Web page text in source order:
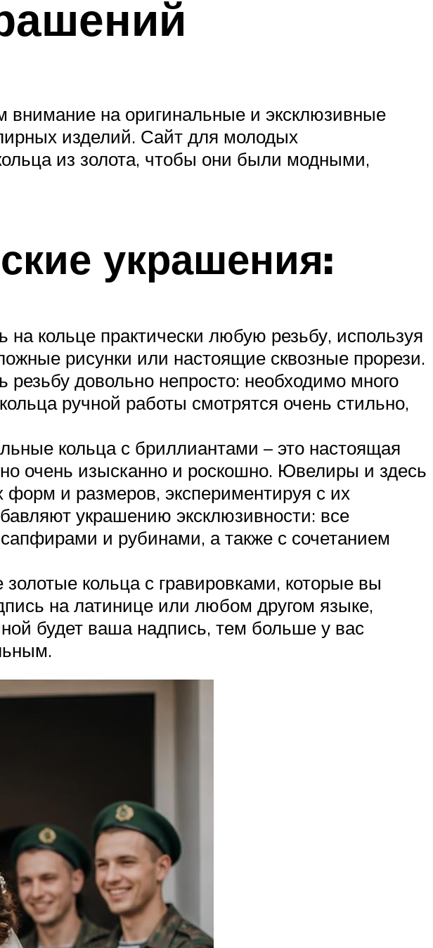
внимание на оригинальные и эксклюзивные
изделий. Сайт для молодых
из золота, чтобы они были модными,
украшения:
кольце практически любую резьбу, используя
рисунки или настоящие сквозные прорези.
довольно непросто: необходимо много
ручной работы смотрятся очень стильно,
кольца с бриллиантами – это настоящая
очень изысканно и роскошно. Ювелиры и здесь
форм и размеров, экспериментируя с их
украшению эксклюзивности: все
и рубинами, а также с сочетанием
кольца с гравировками, которые вы
на латинице или любом другом языке,
будет ваша надпись, тем больше у вас